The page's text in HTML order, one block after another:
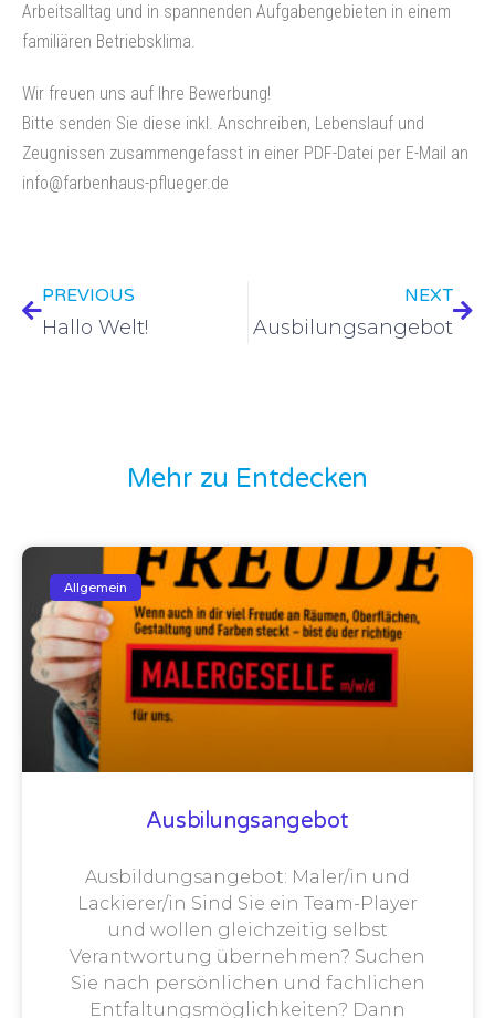
Arbeitsalltag und in spannenden Aufgabengebieten in einem
familiären Betriebsklima.
Wir freuen uns auf Ihre Bewerbung!
Bitte senden Sie diese inkl. Anschreiben, Lebenslauf und
Zeugnissen zusammengefasst in einer PDF-Datei per E-Mail an
info@farbenhaus-pflueger.de
PREVIOUS
Hallo Welt!
NEXT
Ausbilungsangebot
Mehr zu Entdecken
Allgemein
Ausbilungsangebot
Ausbildungsangebot: Maler/in und
Lackierer/in Sind Sie ein Team-Player
und wollen gleichzeitig selbst
Verantwortung übernehmen? Suchen
Sie nach persönlichen und fachlichen
Entfaltungsmöglichkeiten? Dann